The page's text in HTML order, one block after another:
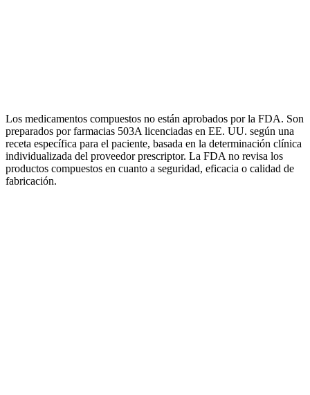
Los medicamentos compuestos no están aprobados por la FDA. Son
preparados por farmacias 503A licenciadas en EE. UU. según una
receta específica para el paciente, basada en la determinación clínica
individualizada del proveedor prescriptor. La FDA no revisa los
productos compuestos en cuanto a seguridad, eficacia o calidad de
fabricación.